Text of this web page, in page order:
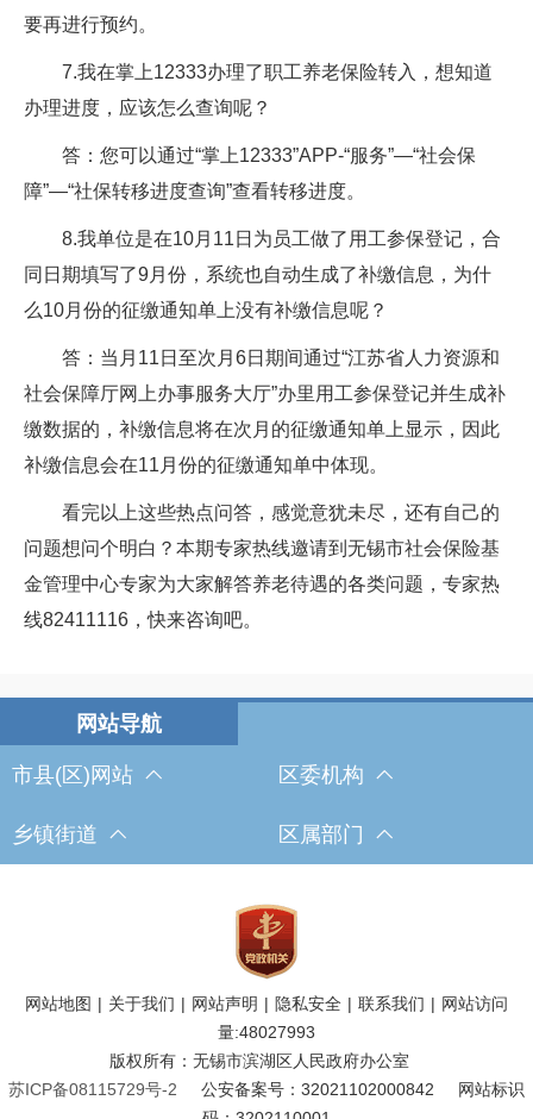
要再进行预约。
7.我在掌上12333办理了职工养老保险转入，想知道
办理进度，应该怎么查询呢？
答：您可以通过“掌上12333”APP-“服务”—“社会保
障”—“社保转移进度查询”查看转移进度。
8.我单位是在10月11日为员工做了用工参保登记，合
同日期填写了9月份，系统也自动生成了补缴信息，为什
么10月份的征缴通知单上没有补缴信息呢？
答：当月11日至次月6日期间通过“江苏省人力资源和
社会保障厅网上办事服务大厅”办里用工参保登记并生成补
缴数据的，补缴信息将在次月的征缴通知单上显示，因此
补缴信息会在11月份的征缴通知单中体现。
看完以上这些热点问答，感觉意犹未尽，还有自己的
问题想问个明白？本期专家热线邀请到无锡市社会保险基
金管理中心专家为大家解答养老待遇的各类问题，专家热
线82411116，快来咨询吧。
市县(区)网站 区委机构
乡镇街道 区属部门
网站地图 | 关于我们 | 网站声明 | 隐私安全 | 联系我们 | 网站访问
量:48027993
版权所有：无锡市滨湖区人民政府办公室
苏ICP备08115729号-2
公安备案号：32021102000842
网站标识